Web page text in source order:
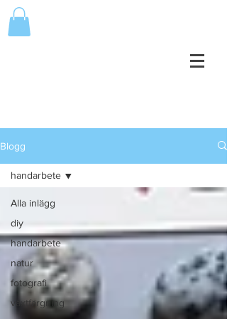
Blogg
Alla inlägg
diy
handarbete
natur
fotografi
växtfärgning
handarbete